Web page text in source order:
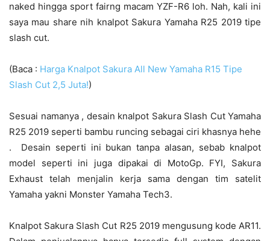
naked hingga sport fairng macam YZF-R6 loh. Nah, kali ini
saya mau share nih knalpot Sakura Yamaha R25 2019 tipe
slash cut.
(Baca : Harga Knalpot Sakura All New Yamaha R15 Tipe
Slash Cut 2,5 Juta!)
Sesuai namanya , desain knalpot Sakura Slash Cut Yamaha
R25 2019 seperti bambu runcing sebagai ciri khasnya hehe
. Desain seperti ini bukan tanpa alasan, sebab knalpot
model seperti ini juga dipakai di MotoGp. FYI, Sakura
Exhaust telah menjalin kerja sama dengan tim satelit
Yamaha yakni Monster Yamaha Tech3.
Knalpot Sakura Slash Cut R25 2019 mengusung kode AR11.